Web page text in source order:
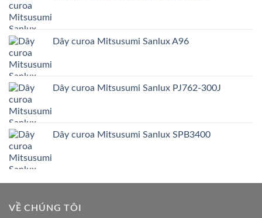
Dây curoa Mitsusumi Sanlux A96
Dây curoa Mitsusumi Sanlux PJ762-300J
Dây curoa Mitsusumi Sanlux SPB3400
VỀ CHÚNG TÔI